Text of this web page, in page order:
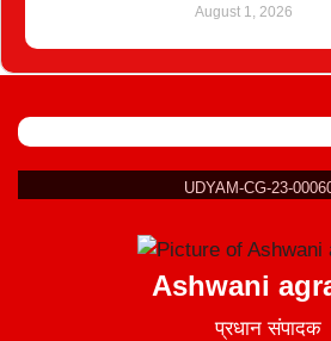
August 1, 2026
UDYAM-CG-23-
Ashwani
प्रधान संपादक